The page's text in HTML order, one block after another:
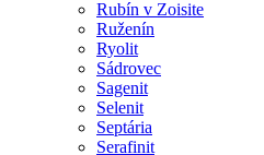
Rubín v Zoisite
Ruženín
Ryolit
Sádrovec
Sagenit
Selenit
Septária
Serafinit